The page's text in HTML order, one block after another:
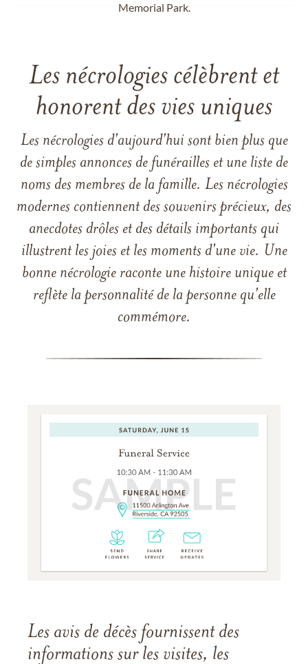
Memorial Park.
Les nécrologies célèbrent et
honorent des vies uniques
Les nécrologies d'aujourd'hui sont bien plus que
de simples annonces de funérailles et une liste de
noms des membres de la famille. Les nécrologies
modernes contiennent des souvenirs précieux, des
anecdotes drôles et des détails importants qui
illustrent les joies et les moments d'une vie. Une
bonne nécrologie raconte une histoire unique et
reflète la personnalité de la personne qu'elle
commémore.
Les avis de décès fournissent des
informations sur les visites, les